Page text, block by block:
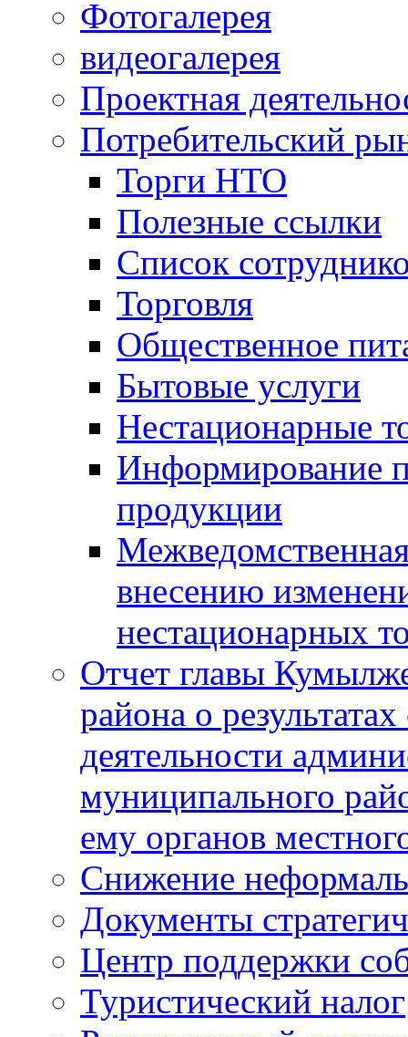
Фотогалерея
видеогалерея
Проектная
Потребительский
Торги НТО
Полезные ссылки
Список
Торговля
Общественное
Бытовые услуги
Нестационарные
Информирование
продукции
внесению
нестационарных
Отчет главы
района о
деятельности
муниципального
ему органов
Снижение
Документы
Центр поддержки
Туристический налог